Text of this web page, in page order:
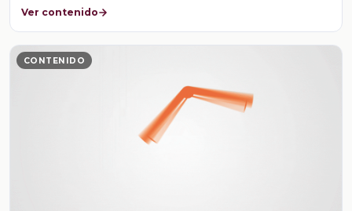
Ver contenido
CONTENIDO